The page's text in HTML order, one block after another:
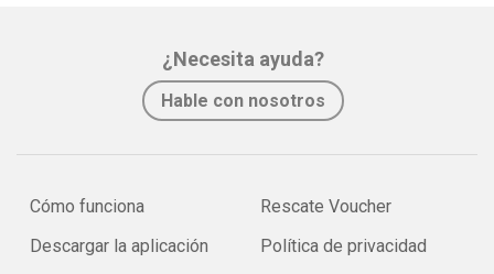
¿Necesita ayuda?
Hable con nosotros
Cómo funciona
Descargar la aplicación
Rescate Voucher
Política de privacidad